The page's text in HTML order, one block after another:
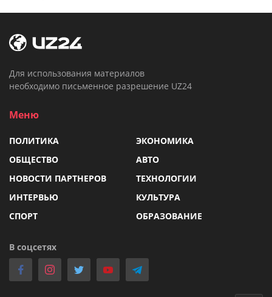
Для использования материалов
необходимо письменное разрешение UZ24
Меню
ПОЛИТИКА
ЭКОНОМИКА
ОБЩЕСТВО
АВТО
НОВОСТИ ПАРТНЕРОВ
ТЕХНОЛОГИИ
ИНТЕРВЬЮ
КУЛЬТУРА
СПОРТ
ОБРАЗОВАНИЕ
В соцсетях